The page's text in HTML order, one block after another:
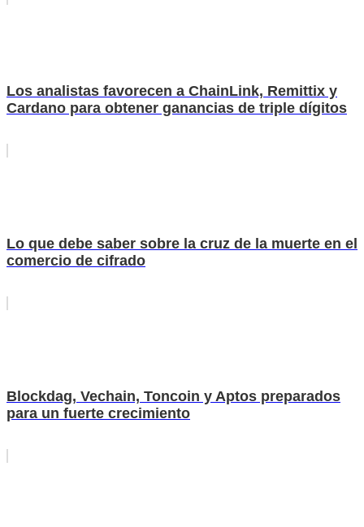
Los analistas favorecen a ChainLink, Remittix y
Cardano para obtener ganancias de triple dígitos
Lo que debe saber sobre la cruz de la muerte en el
comercio de cifrado
Blockdag, Vechain, Toncoin y Aptos preparados
para un fuerte crecimiento